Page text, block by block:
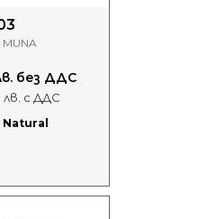
без ДДС
лв. с ДДС